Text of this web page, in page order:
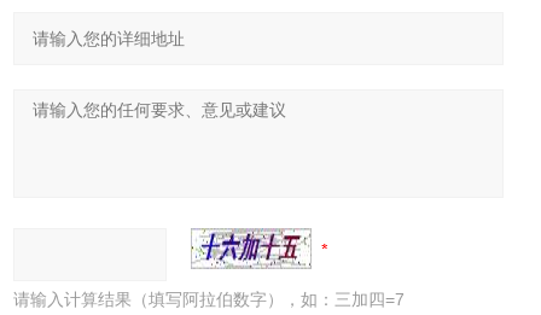
请输入计算结果（填写阿拉伯数字），如：三加四=7